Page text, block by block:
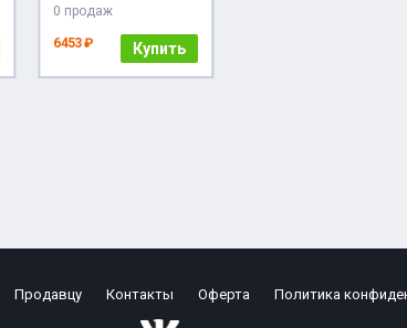
0 продаж
6453 ₽ Купить
Продавцу Контакты Оферта Политика